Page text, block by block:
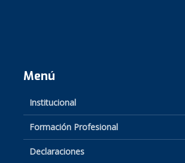
Menú
Institucional
Formación Profesional
Declaraciones